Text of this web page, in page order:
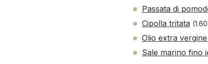
Passata di
Cipolla tritata
Olio extra
Sale marino fino